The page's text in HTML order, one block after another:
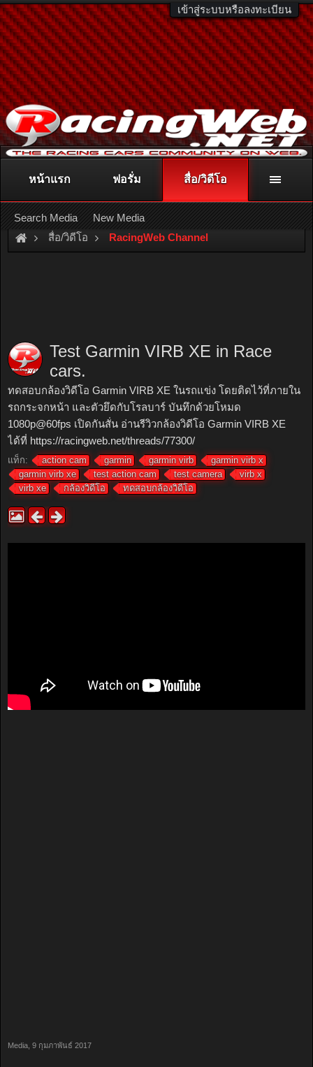
เข้าสู่ระบบหรือลงทะเบียน
ติดต่อลงโฆษณา racingweb@gmail.comหรือโทร. 081-811-1138
หรืออ่านรายละเอียดเพิ่มเติม คลิกที่นี่
สื่อ/วิดีโอ RacingWeb Channel
Test Garmin VIRB XE in Race
cars.
ทดสอบกล้องวิดีโอ Garmin VIRB XE ในรถแข่ง โดยติดไว้ที่ภายใน
รถกระจกหน้า และตัวยึดกับโรลบาร์ บันทึกด้วยโหมด
1080p@60fps เปิดกันสั่น อ่านรีวิวกล้องวิดีโอ Garmin VIRB XE
ได้ที่ https://racingweb.net/threads/77300/
แท็ก: action cam garmin garmin virb
garmin virb x
garmin virb xe
test action cam test camera
virb x
virb xe
กล้องวิดีโอ ทดสอบกล้องวิดีโอ
Media 9 กุมภาพันธ์ 2017
หน้าแรก ฟอรั่ม สื่อ/วิดีโอ
Search Media New Media